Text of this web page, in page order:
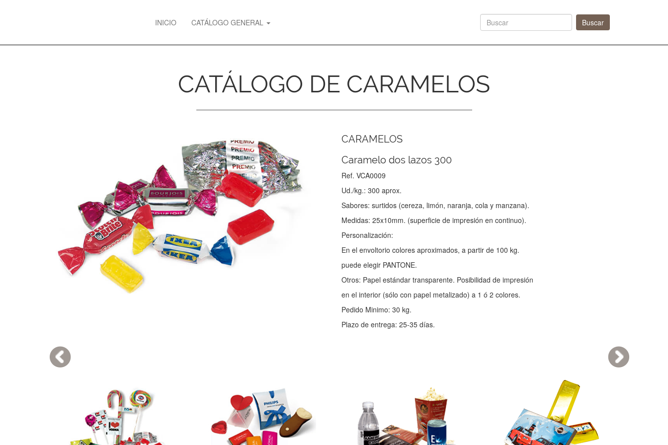
INICIO CATÁLOGO GENERAL Buscar
CATÁLOGO DE CARAMELOS
CARAMELOS
Caramelo dos lazos 300
Ref. VCA0009
Ud./kg.: 300 aprox.
Sabores: surtidos (cereza, limón, naranja, cola y manzana).
Medidas: 25x10mm. (superficie de impresión en continuo).
Personalización:
En el envoltorio colores aproximados, a partir de 100 kg.
puede elegir PANTONE.
Otros: Papel estándar transparente. Posibilidad de impresión
en el interior (sólo con papel metalizado) a 1 ó 2 colores.
Pedido Minimo: 30 kg.
Plazo de entrega: 25-35 días.